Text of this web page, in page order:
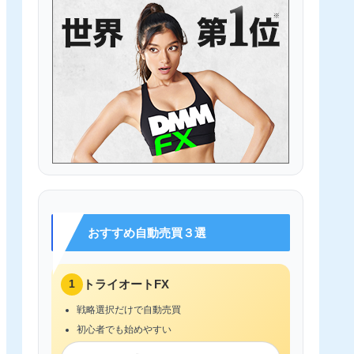
おすすめ自動売買３選
1 トライオートFX
戦略選択だけで自動売買
初心者でも始めやすい